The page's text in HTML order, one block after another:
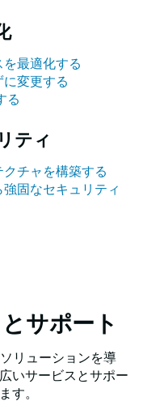
最適化する
変更する
る
ティ
チャを構築する
固なセキュリティ
サポート
リューションを導
いサービスとサポー
す。